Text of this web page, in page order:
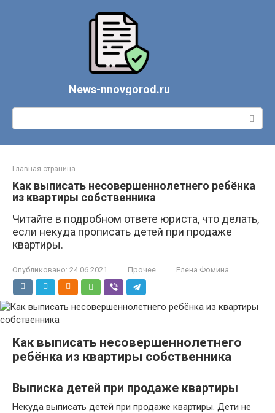
News-nnovgorod.ru
Поиск:
Главная страница
Как выписать несовершеннолетнего ребёнка
из квартиры собственника
Читайте в подробном ответе юриста, что делать,
если некуда прописать детей при продаже
квартиры.
Опубликовано: 24.06.2021 Прочее Елена Фомина
Как выписать несовершеннолетнего
ребёнка из квартиры собственника
Выписка детей при продаже квартиры
Некуда выписать детей при продаже квартиры. Дети не